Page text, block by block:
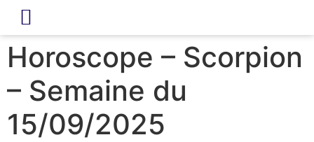
Horoscope – Scorpion
– Semaine du
15/09/2025